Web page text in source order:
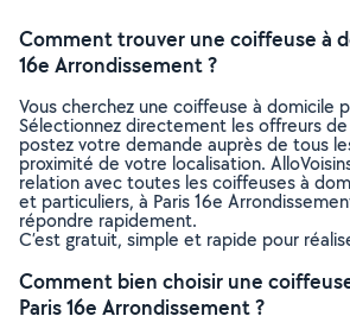
Comment trouver une coiffeuse à
16e Arrondissement ?
Vous cherchez une coiffeuse à domicile
Sélectionnez directement les offreurs
postez votre demande auprès de tous
proximité de votre localisation.
relation avec toutes les coiffeuses à
et particuliers, à Paris 16e
répondre rapidement.
C’est gratuit, simple et rapide pour
Comment bien choisir une
Paris 16e Arrondissement ?